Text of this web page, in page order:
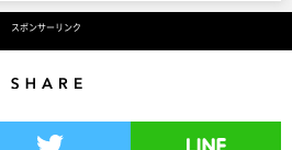
スポンサーリンク